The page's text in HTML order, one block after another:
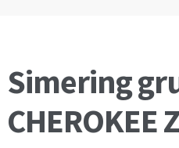
Simering
CHEROKEE